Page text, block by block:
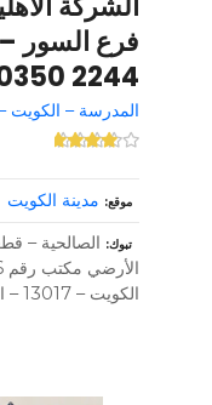
2244 0350
المدرسة – الكويت
موقع مدينة الكويت
تبوك
الكويت – 13017 – الكويت –